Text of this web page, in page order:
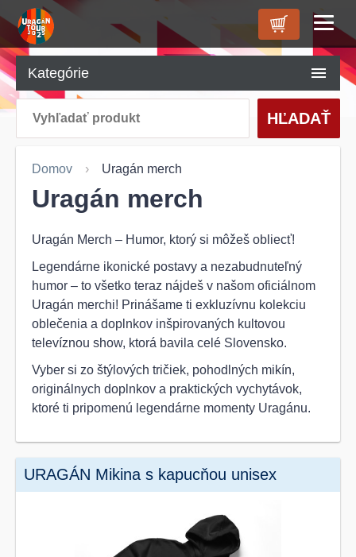
O NÁS
PRODUKTY
Kategórie
HĽADAŤ
Domov Uragán merch
Uragán merch
Uragán Merch – Humor, ktorý si môžeš obliecť!
Legendárne ikonické postavy a nezabudnuteľný
humor – to všetko teraz nájdeš v našom oficiálnom
Uragán merchi! Prinášame ti exkluzívnu kolekciu
oblečenia a doplnkov inšpirovaných kultovou
televíznou show, ktorá bavila celé Slovensko.
Vyber si zo štýlových tričiek, pohodlných mikín,
originálnych doplnkov a praktických vychytávok,
ktoré ti pripomenú legendárne momenty Uragánu.
URAGÁN Mikina s kapucňou unisex